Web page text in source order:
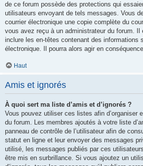
de ce forum possède des protections qui
utilisateurs envoyant de tels messages. Vous
courrier électronique une copie complète du
vous avez reçu à un administrateur du forum. Il
inclure les en-têtes contenant des informations
électronique. Il pourra alors agir en
Haut
Amis et ignorés
À quoi sert ma liste d’amis et d’ignorés ?
Vous pouvez utiliser ces listes afin d’organiser
du forum. Les membres ajoutés à votre liste
panneau de contrôle de l’utilisateur afin de
statut en ligne et leur envoyer des messages
utilisé, les messages publiés par ces
être mis en surbrillance. Si vous ajoutez un